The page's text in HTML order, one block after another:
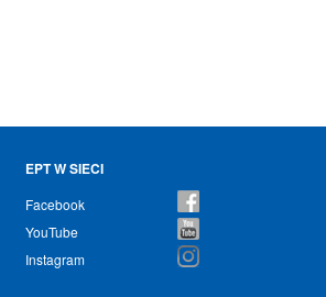
EPT W SIECI
Facebook
YouTube
Instagram